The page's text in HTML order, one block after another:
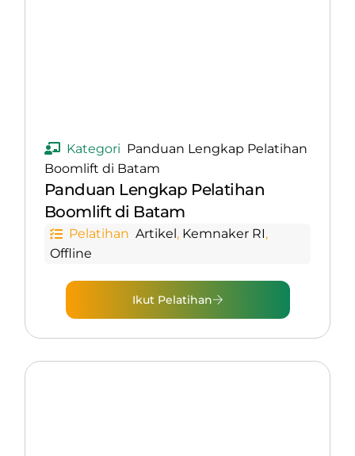
Kategori Panduan Lengkap Pelatihan
Boomlift di Batam
Panduan Lengkap Pelatihan
Boomlift di Batam
Pelatihan Artikel , Kemnaker RI,
Offline
Ikut Pelatihan